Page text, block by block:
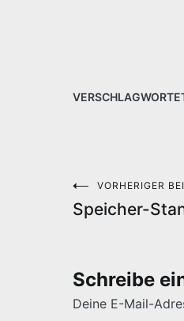
VORHERIGER
Speicher-
Schreibe
Deine E-Mail-